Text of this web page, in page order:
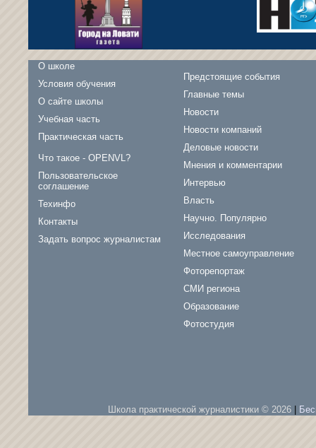
О школе
Условия обучения
О сайте школы
Учебная часть
Практическая часть
Что такое - OPENVL?
Пользовательское
соглашение
Техинфо
Контакты
Задать вопрос журналистам
Предстоящие события
Главные темы
Новости
Новости компаний
Деловые новости
Мнения и комментарии
Интервью
Власть
Научно. Популярно
Исследования
Местное самоуправление
Фоторепортаж
СМИ региона
Образование
Фотостудия
Школа практической журналистики © 2026|